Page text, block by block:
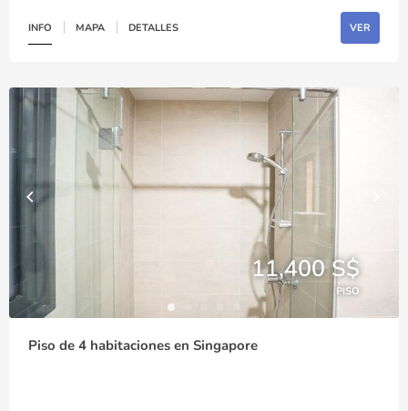
INFO MAPA DETALLES VER
11,400 S$
PISO
Piso de 4 habitaciones en Singapore